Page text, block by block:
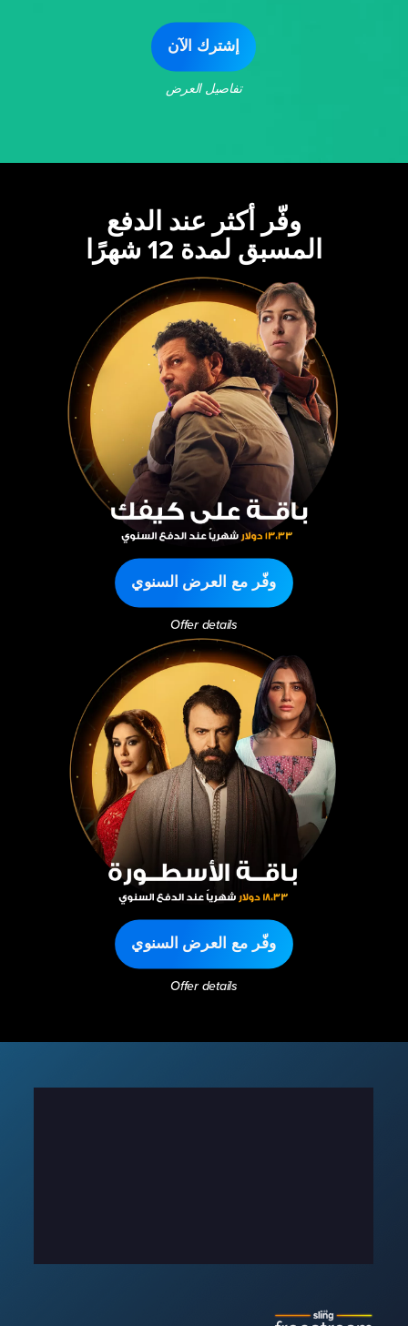
إشترك الآن
تفاصيل العرض
وفّر أكثر عند الدفع
المسبق لمدة 12 شهرًا
وفّر مع العرض السنوي
Offer details
وفّر مع العرض السنوي
Offer details